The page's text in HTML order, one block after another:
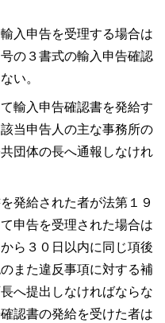
入申告を受理する場合は
の３書式の輸入申告確認
い。
輸入申告確認書を発給す
当申告人の主な事務所の
団体の長へ通報しなけれ
発給された者が法第１９
申告を受理された場合は
ら３０日以内に同じ項後
また違反事項に対する補
へ提出しなければならな
認書の発給を受けた者は